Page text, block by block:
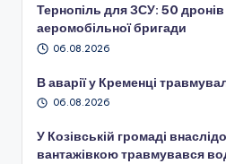
Тернопіль для ЗСУ: 50 дронів
аеромобільної бригади
06.08.2026
В аварії у Кременці
06.08.2026
У Козівській громаді
вантажівкою травмувався